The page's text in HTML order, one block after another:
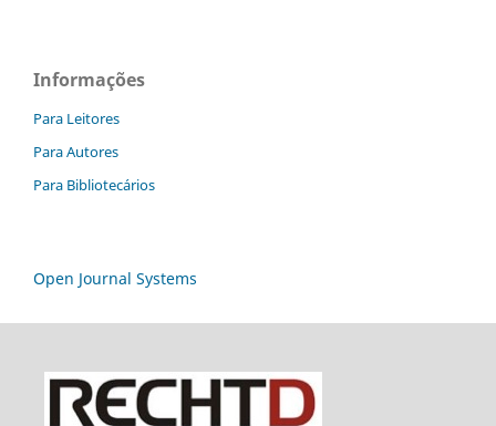
Informações
Para Leitores
Para Autores
Para Bibliotecários
Open Journal Systems